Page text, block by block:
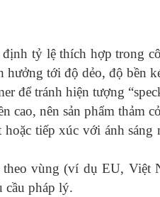
tỷ lệ thích hợp trong
tới độ dẻo, độ bền
để tránh hiện tượng
nên sản phẩm thảm
tiếp xúc với ánh
vùng (ví dụ EU,
cầu pháp lý.